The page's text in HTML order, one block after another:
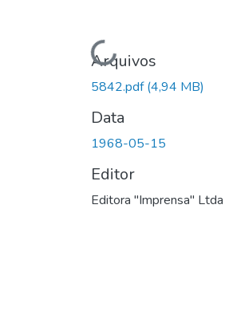
Carregando...
Arquivos
5842.pdf(4,94 MB)
Data
1968-05-15
Editor
Editora "Imprensa" Ltda